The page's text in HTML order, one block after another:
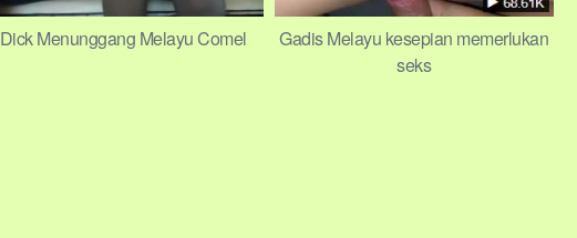
Dick Menunggang Melayu Comel
Gadis Melayu kesepian memerlukan
seks